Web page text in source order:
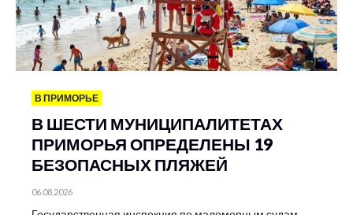
В ПРИМОРЬЕ
В ШЕСТИ МУНИЦИПАЛИТЕТАХ
ПРИМОРЬЯ ОПРЕДЕЛЕНЫ 19
БЕЗОПАСНЫХ ПЛЯЖЕЙ
06.08.2026